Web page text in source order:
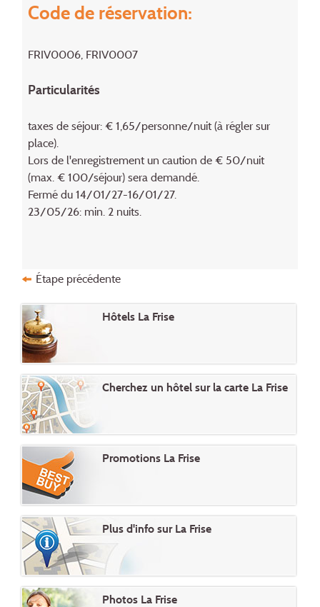
Code de réservation:
FRIV0006, FRIV0007
Particularités
taxes de séjour: € 1,65/personne/nuit (à régler sur
place).
Lors de l'enregistrement un caution de € 50/nuit
(max. € 100/séjour) sera demandé.
Fermé du 14/01/27-16/01/27.
23/05/26: min. 2 nuits.
Étape précédente
Hôtels La Frise
Cherchez un hôtel sur la carte La Frise
Promotions La Frise
Plus d'info sur La Frise
Photos La Frise